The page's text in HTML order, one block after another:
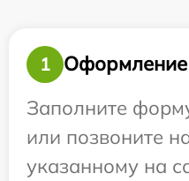
1
Оформление
Заполните
или позвоните
указанному на